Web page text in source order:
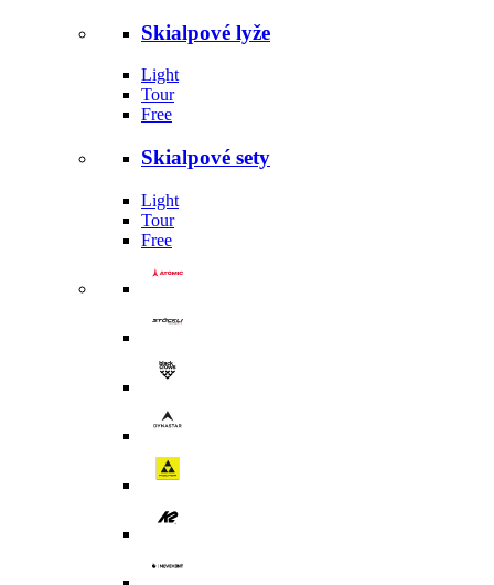
Skialpové lyže
Light
Tour
Free
Skialpové sety
Light
Tour
Free